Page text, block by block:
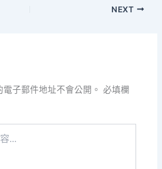
NEXT
子郵件地址不會公開。 必填欄